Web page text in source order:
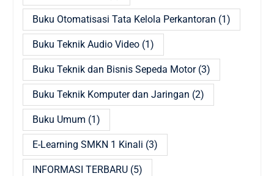
Buku Otomatisasi Tata Kelola Perkantoran (1)
Buku Teknik Audio Video(1)
Buku Teknik dan Bisnis Sepeda Motor(3)
Buku Teknik Komputer dan Jaringan (2)
Buku Umum (1)
E-Learning SMKN 1 Kinali (3)
INFORMASI TERBARU(5)